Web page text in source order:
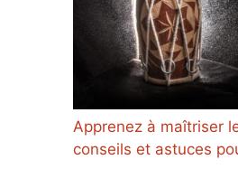
Apprenez à maîtriser
conseils et astuces